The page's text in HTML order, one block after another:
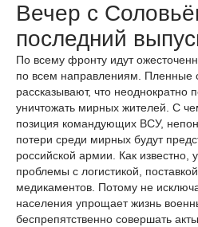
Вечер с
последний
По всему фронту идут
по всем направлениям. Пленные
рассказывают, что неоднократно
уничтожать мирных жителей. С
позиция командующих ВСУ,
потери среди мирных будут
российской армии. Как известно,
проблемы с логистикой,
медикаментов. Потому не
населения упрощает жизнь
беспрепятственно совершать